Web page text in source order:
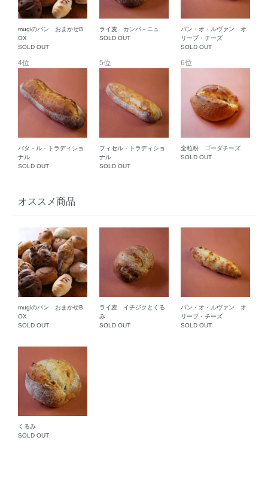
mugiのパン おまかせB
OX
SOLD OUT
ライ麦 カンパ－ニュ
SOLD OUT
パン・オ・ルヴァン オ
リーブ・チーズ
SOLD OUT
4位
バタ－ル・トラディショ
ナル
SOLD OUT
5位
フィセル・トラディショ
ナル
SOLD OUT
6位
全粒粉 ゴーダチーズ
SOLD OUT
オススメ商品
mugiのパン おまかせB
OX
SOLD OUT
ライ麦 イチジクとくる
み
SOLD OUT
パン・オ・ルヴァン オ
リーブ・チーズ
SOLD OUT
くるみ
SOLD OUT